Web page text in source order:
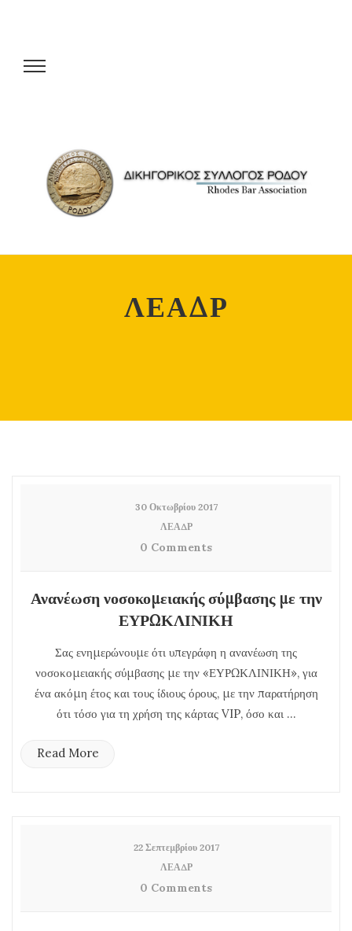
ΛΕΑΔΡ
30 Οκτωβρίου 2017
ΛΕΑΔΡ
0 Comments
Ανανέωση νοσοκομειακής σύμβασης με την
ΕΥΡΩΚΛΙΝΙΚΗ
Σας ενημερώνουμε ότι υπεγράφη η ανανέωση της
νοσοκομειακής σύμβασης με την «ΕΥΡΩΚΛΙΝΙΚΗ», για
ένα ακόμη έτος και τους ίδιους όρους, με την παρατήρηση
ότι τόσο για τη χρήση της κάρτας VIP, όσο και ...
Read More
22 Σεπτεμβρίου 2017
ΛΕΑΔΡ
0 Comments